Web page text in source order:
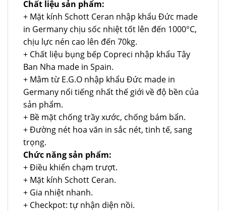
Chất liệu sản phẩm:
+ Mặt kính Schott Ceran nhập khẩu Đức made
in Germany chịu sốc nhiệt tốt lên đến 1000°C,
chịu lực nén cao lên đến 70kg.
+ Chất liệu bụng bếp Copreci nhập khẩu Tây
Ban Nha made in Spain.
+ Mâm từ E.G.O nhập khẩu Đức made in
Germany nổi tiếng nhất thế giới về độ bền của
sản phẩm.
+ Bề mặt chống trầy xước, chống bám bẩn.
+ Đường nét hoa văn in sắc nét, tinh tế, sang
trọng.
Chức năng sản phẩm:
+ Điều khiển chạm trượt.
+ Mặt kính Schott Ceran.
+ Gia nhiệt nhanh.
+ Checkpot: tự nhận diện nồi.